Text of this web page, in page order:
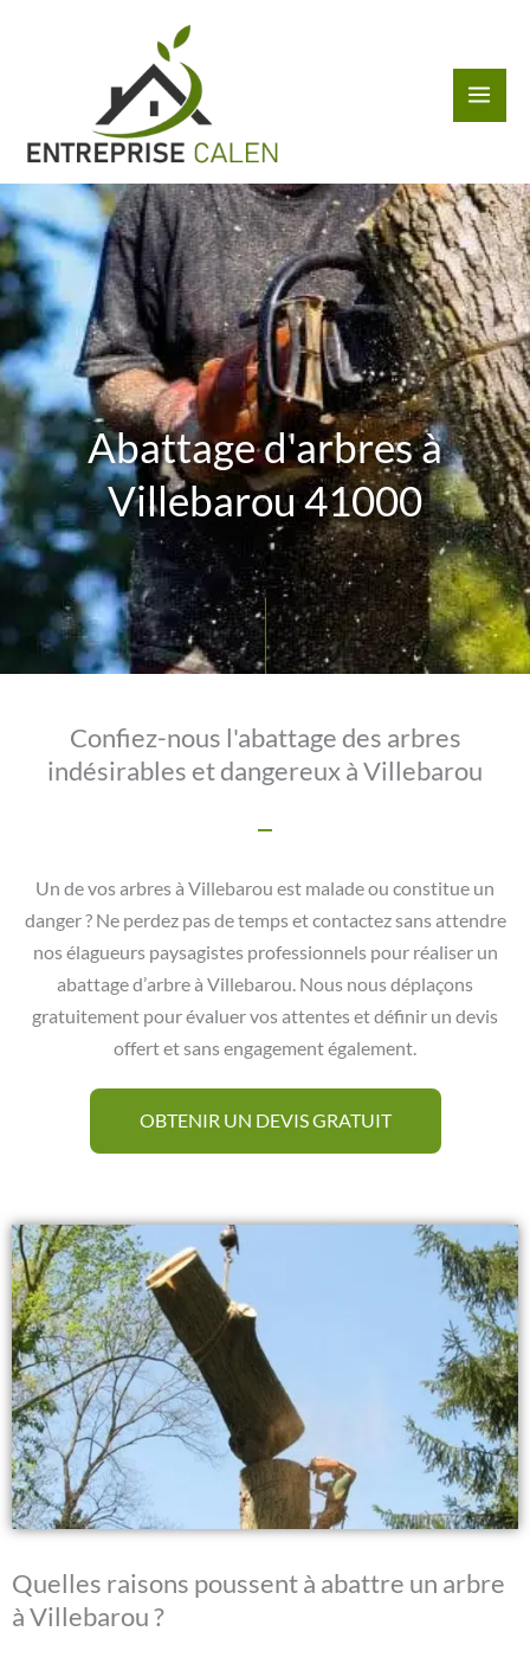
Abattage d'arbres à
Villebarou 41000
Confiez-nous l'abattage des arbres
indésirables et dangereux à Villebarou
Un de vos arbres à Villebarou est malade ou constitue un
danger ? Ne perdez pas de temps et contactez sans attendre
nos élagueurs paysagistes professionnels pour réaliser un
abattage d’arbre à Villebarou. Nous nous déplaçons
gratuitement pour évaluer vos attentes et définir un devis
offert et sans engagement également.
OBTENIR UN DEVIS GRATUIT
Quelles raisons poussent à abattre un arbre
à Villebarou ?